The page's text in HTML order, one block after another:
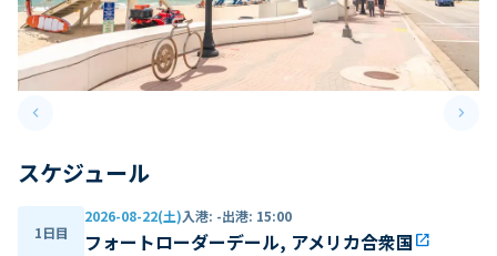
keyboard_arrow_leftPrevious slide keyboard_arrow_right
スケジュール
1日目
2026-08-22(土)入港: -出港: 15:00
フォートローダーデール, アメリカ合衆国open_in_new